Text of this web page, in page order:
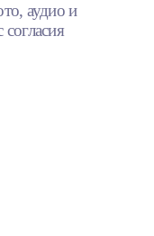
аудио и